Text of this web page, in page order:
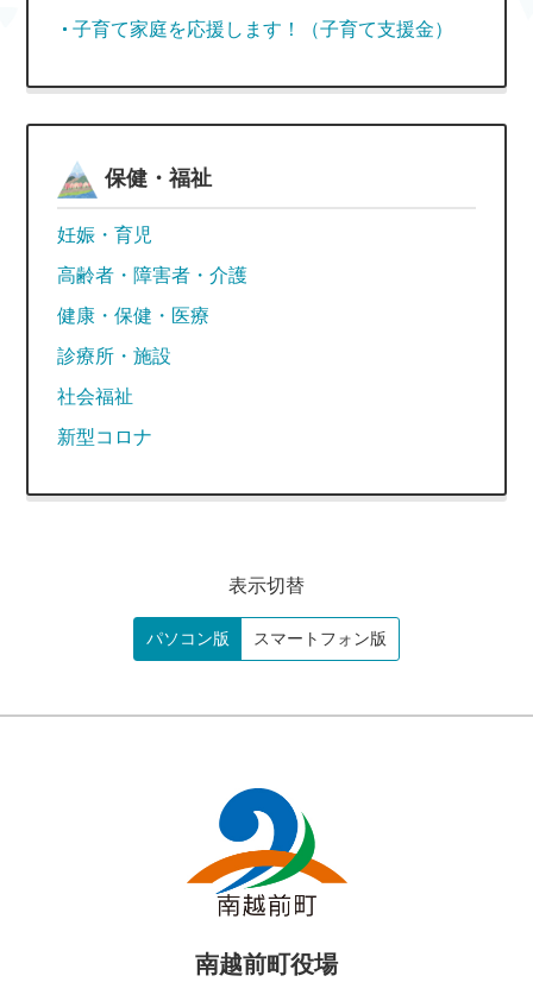
子育て家庭を応援します！（子育て支援金）
保健・福祉
妊娠・育児
高齢者・障害者・介護
健康・保健・医療
診療所・施設
社会福祉
新型コロナ
表示切替
パソコン版 スマートフォン版
南越前町役場